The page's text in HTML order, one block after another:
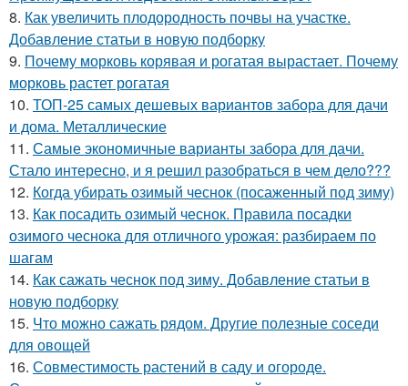
8. Как увеличить плодородность почвы на участке.
Добавление статьи в новую подборку
9. Почему морковь корявая и рогатая вырастает. Почему
морковь растет рогатая
10. ТОП-25 самых дешевых вариантов забора для дачи
и дома. Металлические
11. Самые экономичные варианты забора для дачи.
Стало интересно, и я решил разобраться в чем дело???
12. Когда убирать озимый чеснок (посаженный под зиму)
13. Как посадить озимый чеснок. Правила посадки
озимого чеснока для отличного урожая: разбираем по
шагам
14. Как сажать чеснок под зиму. Добавление статьи в
новую подборку
15. Что можно сажать рядом. Другие полезные соседи
для овощей
16. Совместимость растений в саду и огороде.